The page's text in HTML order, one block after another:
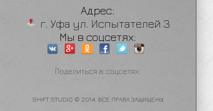
Адрес:
г. Уфа ул. Испытателей 3
Мы в соцсетях:
Поделиться в соцсетях:
SHIFT STUDIO © 2014. ВСЕ ПРАВА ЗАЩИЩЕНЫ